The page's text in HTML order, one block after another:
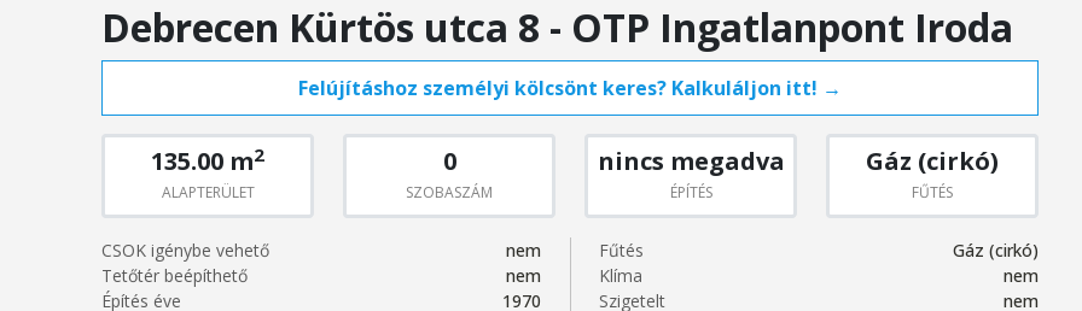
Debrecen Kürtös utca 8 - OTP Ingatlanpont Iroda
Felújításhoz személyi kölcsönt keres? Kalkuláljon itt! →
135.00 m2
ALAPTERÜLET
0
SZOBASZÁM
nincs megadva
ÉPÍTÉS
Gáz (cirkó)
FŰTÉS
CSOK igénybe vehető
nem
Tetőtér beépíthető
nem
Építés éve
1970
Fűtés
Gáz (cirkó)
Klíma
nem
Szigetelt
nem